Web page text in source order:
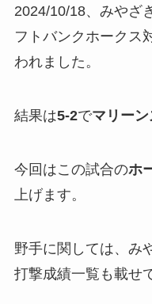
2024/10/18、みやざ
フトバンクホークス
われました。
結果は5-2でマリーン
今回はこの試合のホ
上げます。
野手に関しては、み
打撃成績一覧も載せ